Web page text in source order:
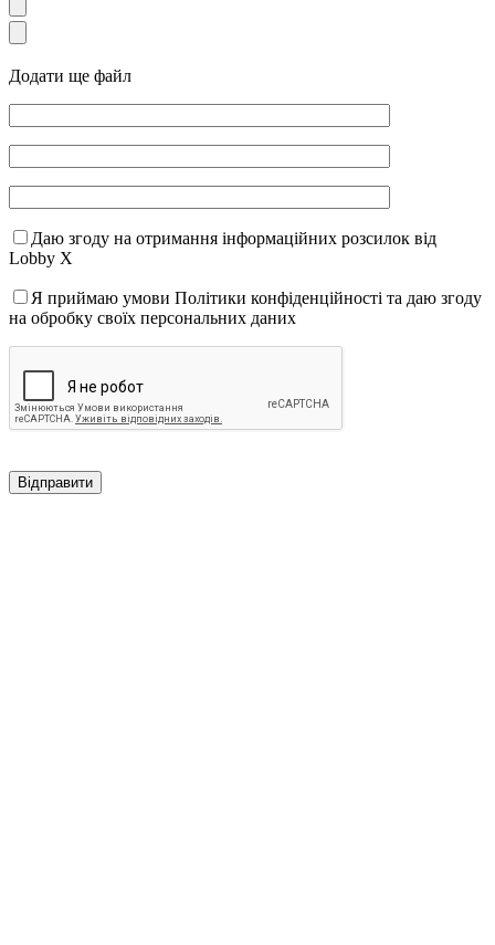
Додати ще файл
Даю згоду на отримання інформаційних розсилок від
Lobby X
Я приймаю умови Політики конфіденційності та даю згоду
на обробку своїх персональних даних